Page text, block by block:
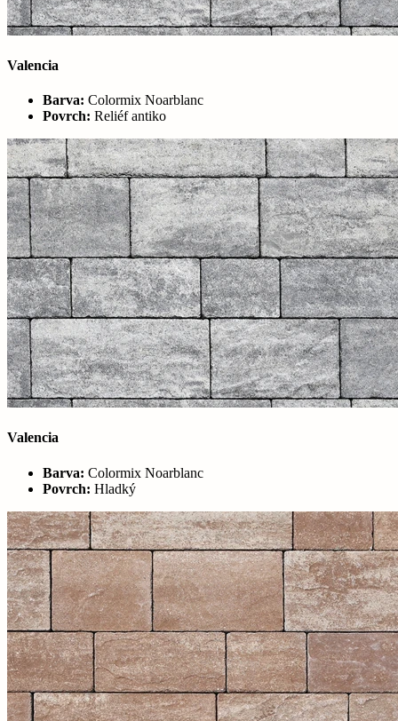
Valencia
Barva: Colormix Noarblanc
Povrch: Reliéf antiko
Valencia
Barva: Colormix Noarblanc
Povrch: Hladký